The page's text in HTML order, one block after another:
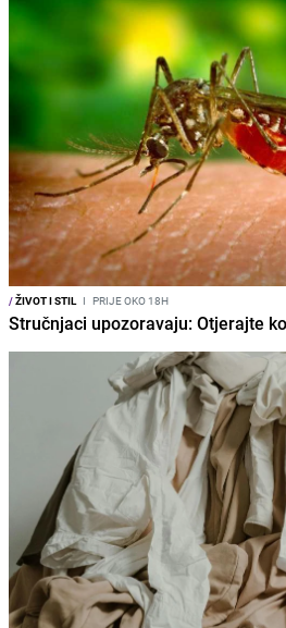
/ŽIVOT I STIL I PRIJE OKO 18H
Stručnjaci upozoravaju: Otjerajte